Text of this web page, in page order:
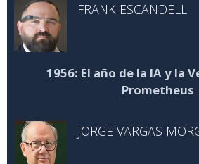
FRANK ESCANDELL
1956: El año de la IA y la
Prometheus
JORGE VARGAS